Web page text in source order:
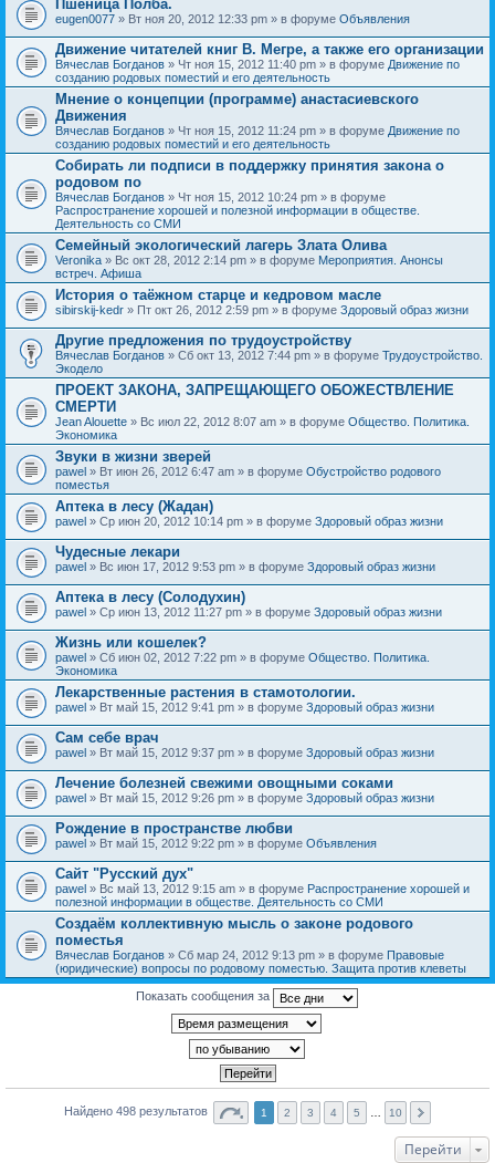
Пшеница Полба.
eugen0077 » Вт ноя 20, 2012 12:33 pm » в форуме Объявления
Движение читателей книг В. Мегре, а также его организации
Вячеслав Богданов » Чт ноя 15, 2012 11:40 pm » в форуме Движение по
созданию родовых поместий и его деятельность
Мнение о концепции (программе) анастасиевского
Движения
Вячеслав Богданов » Чт ноя 15, 2012 11:24 pm » в форуме Движение по
созданию родовых поместий и его деятельность
Собирать ли подписи в поддержку принятия закона о
родовом по
Вячеслав Богданов » Чт ноя 15, 2012 10:24 pm » в форуме
Распространение хорошей и полезной информации в обществе.
Деятельность со СМИ
Семейный экологический лагерь Злата Олива
Veronika » Вс окт 28, 2012 2:14 pm » в форуме Мероприятия. Анонсы
встреч. Афиша
История о таёжном старце и кедровом масле
sibirskij-kedr » Пт окт 26, 2012 2:59 pm » в форуме Здоровый образ жизни
Другие предложения по трудоустройству
Вячеслав Богданов » Сб окт 13, 2012 7:44 pm » в форуме Трудоустройство.
Экодело
ПРОЕКТ ЗАКОНА, ЗАПРЕЩАЮЩЕГО ОБОЖЕСТВЛЕНИЕ
СМЕРТИ
Jean Alouette » Вс июл 22, 2012 8:07 am » в форуме Общество. Политика.
Экономика
Звуки в жизни зверей
pawel » Вт июн 26, 2012 6:47 am » в форуме Обустройство родового
поместья
Аптека в лесу (Жадан)
pawel » Ср июн 20, 2012 10:14 pm » в форуме Здоровый образ жизни
Чудесные лекари
pawel » Вс июн 17, 2012 9:53 pm » в форуме Здоровый образ жизни
Аптека в лесу (Солодухин)
pawel » Ср июн 13, 2012 11:27 pm » в форуме Здоровый образ жизни
Жизнь или кошелек?
pawel » Сб июн 02, 2012 7:22 pm » в форуме Общество. Политика.
Экономика
Лекарственные растения в стамотологии.
pawel » Вт май 15, 2012 9:41 pm » в форуме Здоровый образ жизни
Сам себе врач
pawel » Вт май 15, 2012 9:37 pm » в форуме Здоровый образ жизни
Лечение болезней свежими овощными соками
pawel » Вт май 15, 2012 9:26 pm » в форуме Здоровый образ жизни
Рождение в пространстве любви
pawel » Вт май 15, 2012 9:22 pm » в форуме Объявления
Сайт "Русский дух"
pawel » Вс май 13, 2012 9:15 am » в форуме Распространение хорошей и
полезной информации в обществе. Деятельность со СМИ
Создаём коллективную мысль о законе родового
поместья
Вячеслав Богданов » Сб мар 24, 2012 9:13 pm » в форуме Правовые
(юридические) вопросы по родовому поместью. Защита против клеветы
Показать сообщения за
Найдено 498 результатов 1 2 3 4 5 10
Перейти